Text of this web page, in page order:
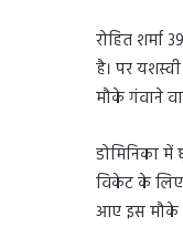
रोहित
है। पर
मौके गंवाने
डोमिनिका
विकेट के लिए
आए इस मौके